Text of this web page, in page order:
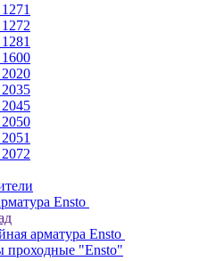
Ensto
арматура Ensto
проходные "Ensto"